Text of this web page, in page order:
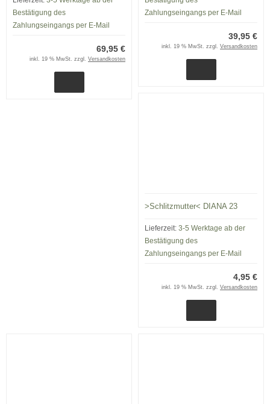
Bestätigung des
Zahlungseingangs per E-Mail
69,95 €
inkl. 19 % MwSt. zzgl. Versandkosten
Zahlungseingangs per E-Mail
39,95 €
inkl. 19 % MwSt. zzgl. Versandkosten
>Schlitzmutter< DIANA 23
Lieferzeit: 3-5 Werktage ab der
Bestätigung des
Zahlungseingangs per E-Mail
4,95 €
inkl. 19 % MwSt. zzgl. Versandkosten